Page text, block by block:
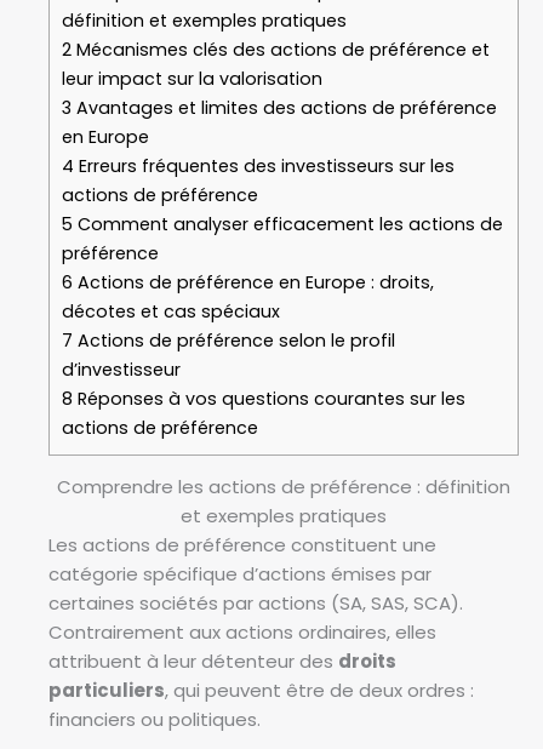
définition et exemples pratiques
2 Mécanismes clés des actions de préférence et
leur impact sur la valorisation
3 Avantages et limites des actions de préférence
en Europe
4 Erreurs fréquentes des investisseurs sur les
actions de préférence
5 Comment analyser efficacement les actions de
préférence
6 Actions de préférence en Europe : droits,
décotes et cas spéciaux
7 Actions de préférence selon le profil
d’investisseur
8 Réponses à vos questions courantes sur les
actions de préférence
Comprendre les actions de préférence : définition
et exemples pratiques
Les actions de préférence constituent une
catégorie spécifique d’actions émises par
certaines sociétés par actions (SA, SAS, SCA).
Contrairement aux actions ordinaires, elles
attribuent à leur détenteur des droits
particuliers, qui peuvent être de deux ordres :
financiers ou politiques.